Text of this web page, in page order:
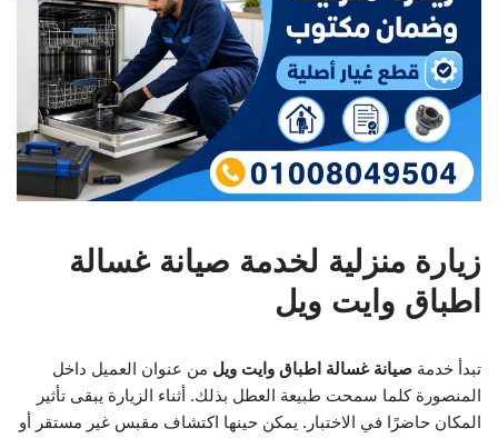
زيارة منزلية لخدمة صيانة غسالة
اطباق وايت ويل
تبدأ خدمة صيانة غسالة اطباق وايت ويل من عنوان العميل داخل
المنصورة كلما سمحت طبيعة العطل بذلك. أثناء الزيارة يبقى تأثير
المكان حاضرًا في الاختبار. يمكن حينها اكتشاف مقبس غير مستقر أو